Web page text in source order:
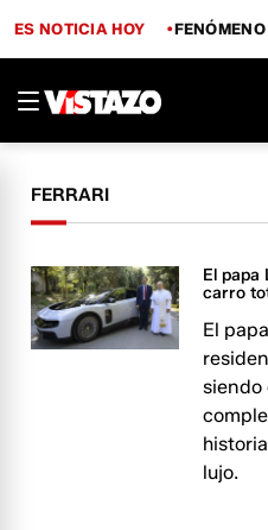
ES NOTICIA HOY
FERRARI
El papa
carro
El
siendo
lujo.